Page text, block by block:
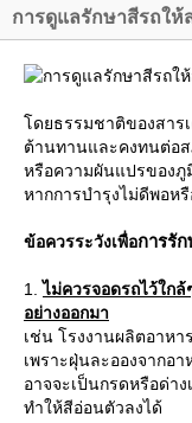
การดูแลรักษาสีรถให้
ดยธรรมชาติของสาร
ต้านทานและคงทนต่อ
หรือความผันแปรของภู
หากการบำรุงไม่ดีพอห
ข้อควรระวังเพื่อการรั
1.ไม่ควรจอดรถไว้ใก
อย่างออกมา
เช่น โรงงานผลิตอาหา
เพราะฝุ่นละอองจากอ
อาจจะเป็นกรดหรือด่า
ทำให้สีอ่อนตัวลงได้